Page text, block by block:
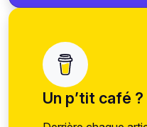
Un p’tit café ?